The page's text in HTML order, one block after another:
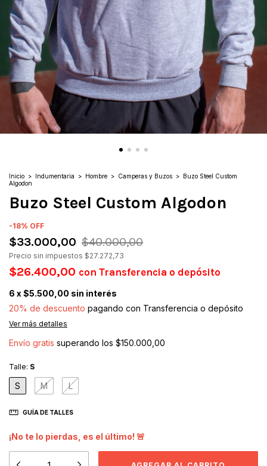
Inicio > Indumentaria > Hombre > Camperas y Buzos > Buzo Steel Custom
Algodon
Buzo Steel Custom Algodon
-18% OFF
$33.000,00 $40.000,00
Precio sin impuestos $27.272,73
$26.400,00 con Transferencia o depósito
6 x$5.500,00 sin interés
20% de descuento pagando con Transferencia o depósito
Ver más detalles
Envío gratis superando los $150.000,00
Talle: S
S M L
GUÍA DE TALLES
¡No te lo pierdas, es el último! 🚨